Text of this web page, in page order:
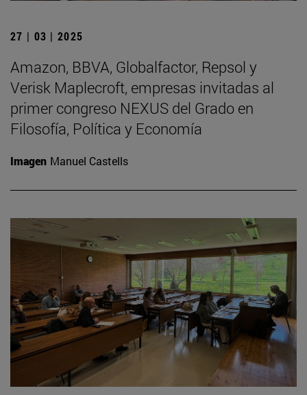
27 | 03 | 2025
Amazon, BBVA, Globalfactor, Repsol y
Verisk Maplecroft, empresas invitadas al
primer congreso NEXUS del Grado en
Filosofía, Política y Economía
Imagen Manuel Castells